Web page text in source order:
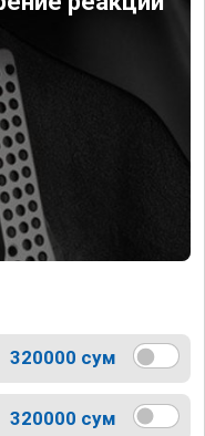
320000 сум
320000 сум